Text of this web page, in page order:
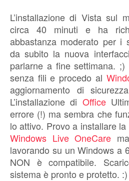
L’installazione di Vista sul
circa 40 minuti e ha
abbastanza moderato per i
da subito la nuova
parlarne a fine settimana.
senza fili e procedo al
aggiornamento di
L’installazione di Office
errore (!) ma sembra che
lo attivo. Provo a installare
Windows Live OneCare
lavorando su un Windows a
NON è compatibile.
sistema è pronto e protetto. :)